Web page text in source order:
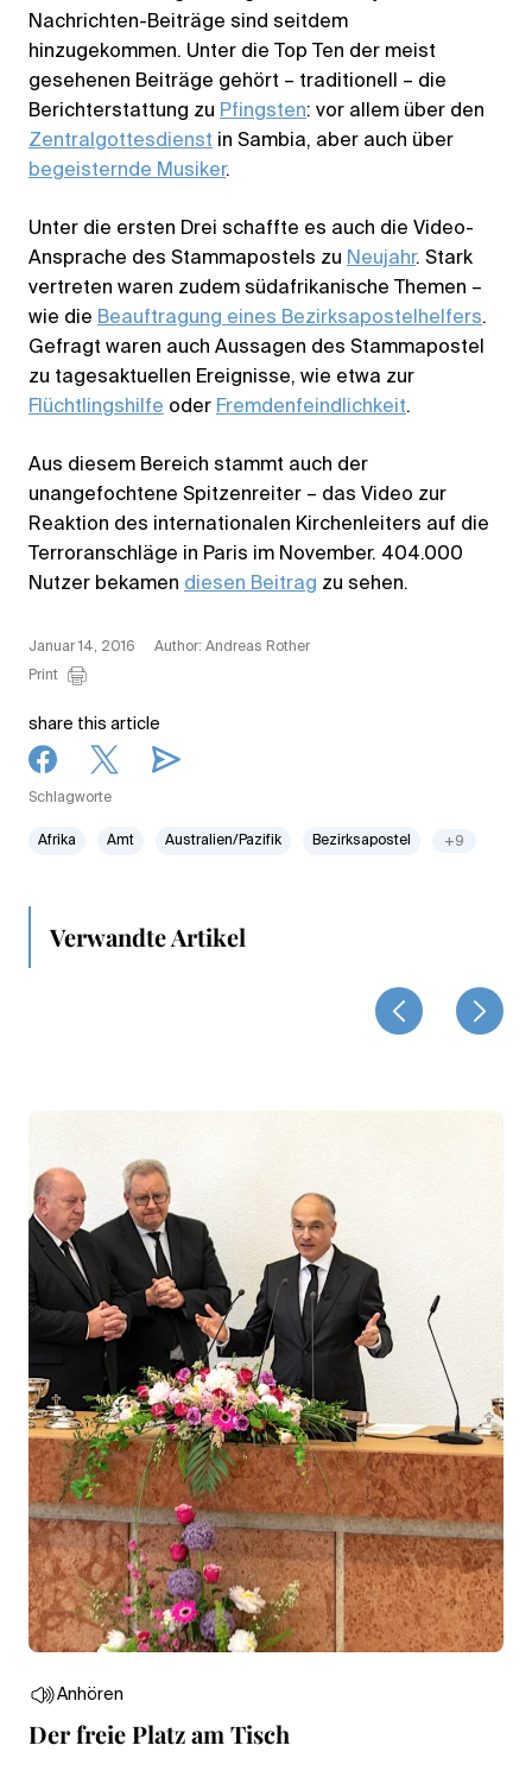
Nachrichten-Beiträge sind seitdem
hinzugekommen. Unter die Top Ten der meist
gesehenen Beiträge gehört – traditionell – die
Berichterstattung zu Pfingsten: vor allem über den
Zentralgottesdienst in Sambia, aber auch über
begeisternde Musiker.
Unter die ersten Drei schaffte es auch die Video-
Ansprache des Stammapostels zu Neujahr. Stark
vertreten waren zudem südafrikanische Themen –
wie die Beauftragung eines Bezirksapostelhelfers.
Gefragt waren auch Aussagen des Stammapostel
zu tagesaktuellen Ereignisse, wie etwa zur
Flüchtlingshilfe oder Fremdenfeindlichkeit.
Aus diesem Bereich stammt auch der
unangefochtene Spitzenreiter – das Video zur
Reaktion des internationalen Kirchenleiters auf die
Terroranschläge in Paris im November. 404.000
Nutzer bekamen diesen Beitrag zu sehen.
Januar 14, 2016
Author: Andreas Rother
Print
share this article
Schlagworte
Afrika Amt Australien/Pazifik Bezirksapostel +9
Verwandte Artikel
Anhören
Der freie Platz am Tisch